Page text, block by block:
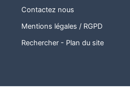
Contactez nous
Mentions légales / RGPD
Rechercher- Plan du site